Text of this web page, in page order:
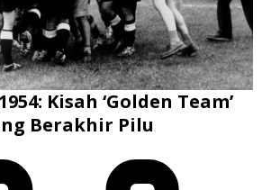
Kisah ‘Golden Team’
Berakhir Pilu